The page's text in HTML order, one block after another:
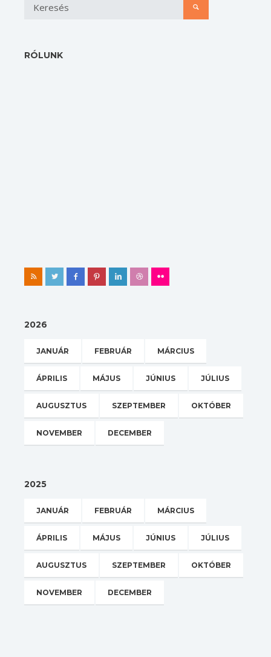
RÓLUNK
2026
JANUÁR FEBRUÁR MÁRCIUS
ÁPRILIS MÁJUS JÚNIUS JÚLIUS
AUGUSZTUS SZEPTEMBER OKTÓBER
NOVEMBER DECEMBER
2025
JANUÁR FEBRUÁR MÁRCIUS
ÁPRILIS MÁJUS JÚNIUS JÚLIUS
AUGUSZTUS SZEPTEMBER OKTÓBER
NOVEMBER DECEMBER